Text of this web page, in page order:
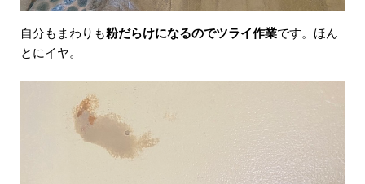
自分もまわりも粉だらけになるのでツライ作業です。ほん
とにイヤ。